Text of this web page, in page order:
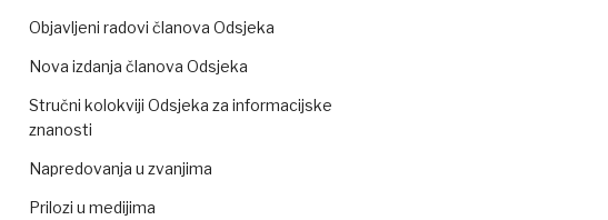
Objavljeni radovi članova Odsjeka
Nova izdanja članova Odsjeka
Stručni kolokviji Odsjeka za informacijske
znanosti
Napredovanja u zvanjima
Prilozi u medijima